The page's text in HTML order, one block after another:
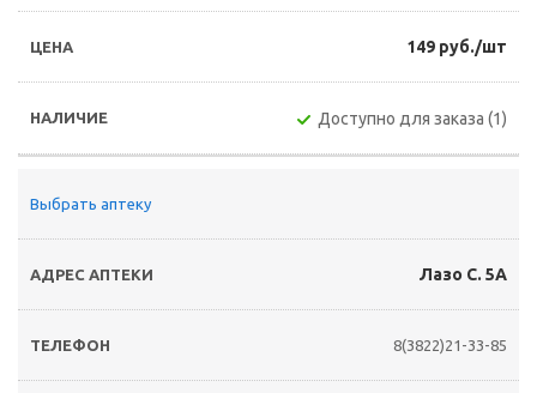
149 руб./шт
Доступно для заказа (1)
Выбрать аптеку
Лазо С. 5А
8(3822)21-33-85